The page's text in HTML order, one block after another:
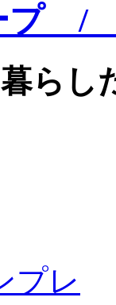
プ /
らし
プレ